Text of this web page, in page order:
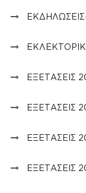
ΕΞΕΤΆΣΕΙΣ
ΕΞΕΤΆΣΕΙΣ
ΕΞΕΤΆΣΕΙΣ
ΕΞΕΤΆΣΕΙΣ